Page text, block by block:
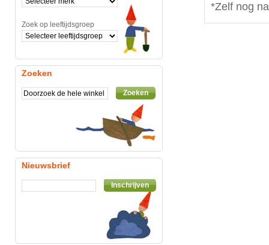
*Zelf nog
Zoek op leeftijdsgroep
Zoeken
Zoeken
Nieuwsbrief
Inschrijven